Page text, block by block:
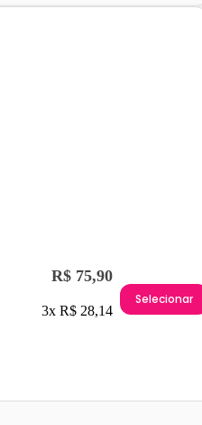
R$ 75,90
3x R$ 28,14
Selecionar